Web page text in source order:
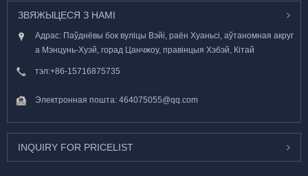
ЗВЯЖЫЦЕСЯ З НАМІ
Адрас: Паўднёвы бок вуліцы Вэйі, раён Хуаньсі, аўтаномная акруг
а Мэнцунь-Хуэй, горад Цанчжоу, правінцыя Хэбэй, Кітай
тэл:+86-15716875735
Электронная пошта: 464075055@qq.com
INQUIRY FOR PRICELIST